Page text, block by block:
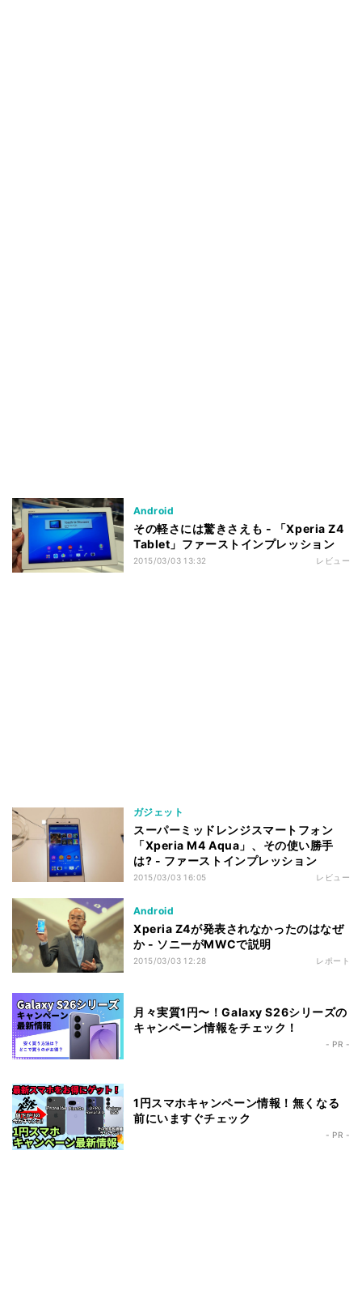
Android
その軽さには驚きさえも - 「Xperia Z4
Tablet」ファーストインプレッション
2015/03/03 13:32 レビュー
ガジェット
スーパーミッドレンジスマートフォン
「Xperia M4 Aqua」、その使い勝手
は? - ファーストインプレッション
2015/03/03 16:05 レビュー
Android
Xperia Z4が発表されなかったのはなぜ
か - ソニーがMWCで説明
2015/03/03 12:28 レポート
月々実質1円〜！Galaxy S26シリーズの
キャンペーン情報をチェック！
- PR -
1円スマホキャンペーン情報！無くなる
前にいますぐチェック
- PR -